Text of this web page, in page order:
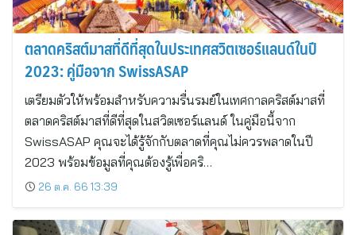
ตลาดคริสต์มาสที่ดีที่สุดในประเทศสวิตเซอร์แลนด์ในปี
2023: คู่มือจาก SwissASAP
เตรียมตัวให้พร้อมสำหรับความรื่นรมย์ในเทศกาลคริสต์มาสที่
ตลาดคริสต์มาสที่ดีที่สุดในสวิตเซอร์แลนด์ ในคู่มือนี้จาก
SwissASAP คุณจะได้รู้จักกับตลาดที่คุณไม่ควรพลาดในปี
2023 พร้อมข้อมูลที่คุณต้องรู้เพื่อคริ…
26 ต.ค. 66 13:39